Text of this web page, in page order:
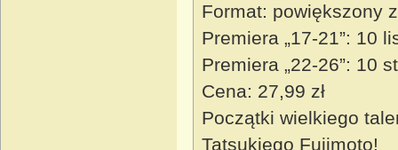
Format: powiększony
Premiera „17-21”: 10
Premiera „22-26”: 10
Cena: 27,99 zł
Początki wielkiego
Tatsukiego Fujimoto!